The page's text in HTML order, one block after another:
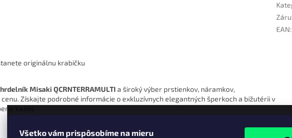
Všetko vám prispôsobíme na mieru
originálnu krabičku
Misaki QCRNTERRAMULTI a široký výber prstienkov, náramkov,
Získajte podrobné informácie o exkluzívnych elegantných šperkoch a bižutérii v
každý.
EAN: